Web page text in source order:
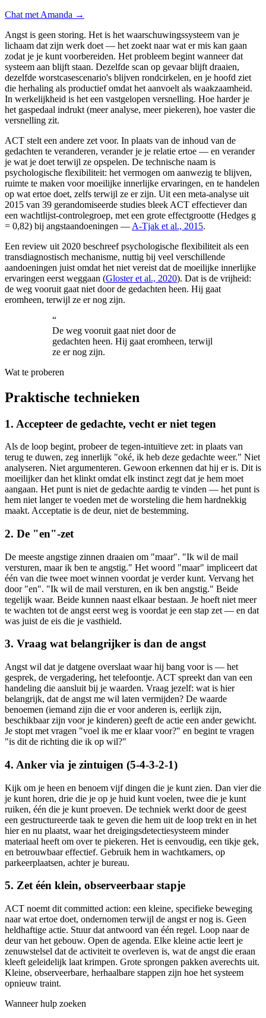
Chat met Amanda →
Angst is geen storing. Het is het waarschuwingssysteem van je
lichaam dat zijn werk doet — het zoekt naar wat er mis kan gaan
zodat je je kunt voorbereiden. Het probleem begint wanneer dat
systeem aan blijft staan. Dezelfde scan op gevaar blijft draaien,
dezelfde worstcasescenario's blijven rondcirkelen, en je hoofd ziet
die herhaling als productief omdat het aanvoelt als waakzaamheid.
In werkelijkheid is het een vastgelopen versnelling. Hoe harder je
het gaspedaal indrukt (meer analyse, meer piekeren), hoe vaster die
versnelling zit.
ACT stelt een andere zet voor. In plaats van de inhoud van de
gedachten te veranderen, verander je je relatie ertoe — en verander
je wat je doet terwijl ze opspelen. De technische naam is
psychologische flexibiliteit: het vermogen om aanwezig te blijven,
ruimte te maken voor moeilijke innerlijke ervaringen, en te handelen
op wat ertoe doet, zelfs terwijl ze er zijn. Uit een meta-analyse uit
2015 van 39 gerandomiseerde studies bleek ACT effectiever dan
een wachtlijst-controlegroep, met een grote effectgrootte (Hedges g
= 0,82) bij angstaandoeningen — A-Tjak et al., 2015.
Een review uit 2020 beschreef psychologische flexibiliteit als een
transdiagnostisch mechanisme, nuttig bij veel verschillende
aandoeningen juist omdat het niet vereist dat de moeilijke innerlijke
ervaringen eerst weggaan (Gloster et al., 2020). Dat is de vrijheid:
de weg vooruit gaat niet door de gedachten heen. Hij gaat
eromheen, terwijl ze er nog zijn.
“
De weg vooruit gaat niet door de
gedachten heen. Hij gaat eromheen, terwijl
ze er nog zijn.
Wat te proberen
Praktische technieken
1. Accepteer de gedachte, vecht er niet tegen
Als de loop begint, probeer de tegen-intuïtieve zet: in plaats van
terug te duwen, zeg innerlijk "oké, ik heb deze gedachte weer." Niet
analyseren. Niet argumenteren. Gewoon erkennen dat hij er is. Dit is
moeilijker dan het klinkt omdat elk instinct zegt dat je hem moet
aangaan. Het punt is niet de gedachte aardig te vinden — het punt is
hem niet langer te voeden met de worsteling die hem hardnekkig
maakt. Acceptatie is de deur, niet de bestemming.
2. De "en"-zet
De meeste angstige zinnen draaien om "maar". "Ik wil de mail
versturen, maar ik ben te angstig." Het woord "maar" impliceert dat
één van die twee moet winnen voordat je verder kunt. Vervang het
door "en". "Ik wil de mail versturen, en ik ben angstig." Beide
tegelijk waar. Beide kunnen naast elkaar bestaan. Je hoeft niet meer
te wachten tot de angst eerst weg is voordat je een stap zet — en dat
was juist de eis die je vasthield.
3. Vraag wat belangrijker is dan de angst
Angst wil dat je datgene overslaat waar hij bang voor is — het
gesprek, de vergadering, het telefoontje. ACT spreekt dan van een
handeling die aansluit bij je waarden. Vraag jezelf: wat is hier
belangrijk, dat de angst me wil laten vermijden? De waarde
benoemen (iemand zijn die er voor anderen is, eerlijk zijn,
beschikbaar zijn voor je kinderen) geeft de actie een ander gewicht.
Je stopt met vragen "voel ik me er klaar voor?" en begint te vragen
"is dit de richting die ik op wil?"
4. Anker via je zintuigen (5-4-3-2-1)
Kijk om je heen en benoem vijf dingen die je kunt zien. Dan vier die
je kunt horen, drie die je op je huid kunt voelen, twee die je kunt
ruiken, één die je kunt proeven. De techniek werkt door de geest
een gestructureerde taak te geven die hem uit de loop trekt en in het
hier en nu plaatst, waar het dreigingsdetectiesysteem minder
materiaal heeft om over te piekeren. Het is eenvoudig, een tikje gek,
en betrouwbaar effectief. Gebruik hem in wachtkamers, op
parkeerplaatsen, achter je bureau.
5. Zet één klein, observeerbaar stapje
ACT noemt dit committed action: een kleine, specifieke beweging
naar wat ertoe doet, ondernomen terwijl de angst er nog is. Geen
heldhaftige actie. Stuur dat antwoord van één regel. Loop naar de
deur van het gebouw. Open de agenda. Elke kleine actie leert je
zenuwstelsel dat de activiteit te overleven is, wat de angst die eraan
kleeft geleidelijk laat krimpen. Grote sprongen pakken averechts uit.
Kleine, observeerbare, herhaalbare stappen zijn hoe het systeem
opnieuw traint.
Wanneer hulp zoeken